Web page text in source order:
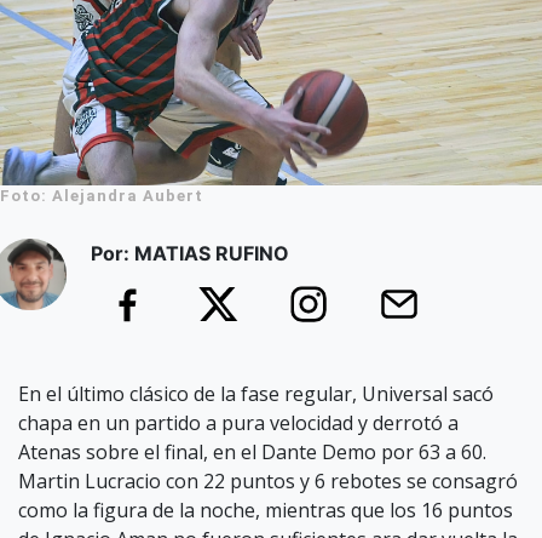
Foto: Alejandra Aubert
Por: MATIAS RUFINO
En el último clásico de la fase regular, Universal sacó
chapa en un partido a pura velocidad y derrotó a
Atenas sobre el final, en el Dante Demo por 63 a 60.
Martin Lucracio con 22 puntos y 6 rebotes se consagró
como la figura de la noche, mientras que los 16 puntos